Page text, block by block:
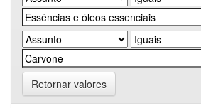
Retornar valores